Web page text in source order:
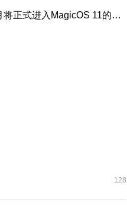
[表情]盛夏正浓，体验进阶！产品经理回音壁8月体验升级资讯已送达！[表情]8月将正式进入MagicOS 11的升级节奏，内 ...
128